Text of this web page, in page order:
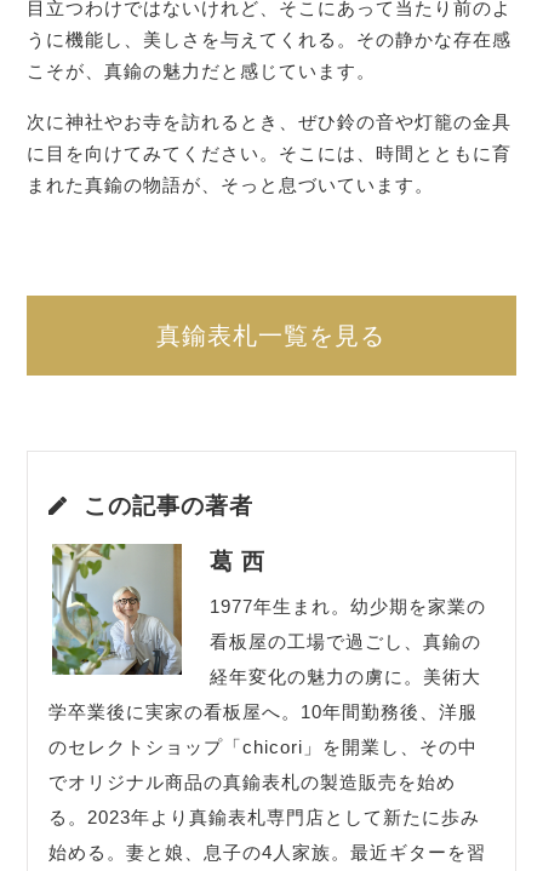
目立つわけではないけれど、そこにあって当たり前のよ
うに機能し、美しさを与えてくれる。その静かな存在感
こそが、真鍮の魅力だと感じています。
次に神社やお寺を訪れるとき、ぜひ鈴の音や灯籠の金具
に目を向けてみてください。そこには、時間とともに育
まれた真鍮の物語が、そっと息づいています。
真鍮表札一覧を見る
この記事の著者
葛 西
1977年生まれ。幼少期を家業の
看板屋の工場で過ごし、真鍮の
経年変化の魅力の虜に。美術大
学卒業後に実家の看板屋へ。10年間勤務後、洋服
のセレクトショップ「chicori」を開業し、その中
でオリジナル商品の真鍮表札の製造販売を始め
る。2023年より真鍮表札専門店として新たに歩み
始める。妻と娘、息子の4人家族。最近ギターを習